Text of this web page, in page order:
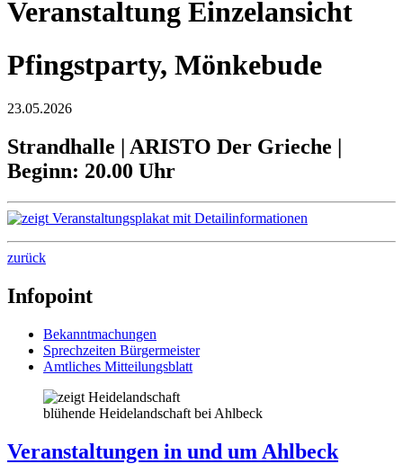
Veranstaltung Einzelansicht
Pfingstparty, Mönkebude
23.05.2026
Strandhalle | ARISTO Der Grieche |
Beginn: 20.00 Uhr
zurück
Infopoint
Bekanntmachungen
Sprechzeiten Bürgermeister
Amtliches Mitteilungsblatt
blühende Heidelandschaft bei Ahlbeck
Veranstaltungen in und um Ahlbeck